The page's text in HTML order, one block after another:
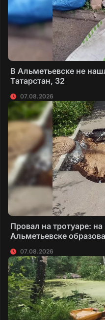
В Альметьевске не
Татарстан, 32
07.08.2026
Провал на тротуаре:
Альметьевске
07.08.2026